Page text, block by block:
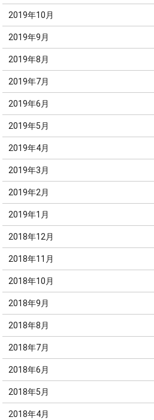
2019年10月
2019年9月
2019年8月
2019年7月
2019年6月
2019年5月
2019年4月
2019年3月
2019年2月
2019年1月
2018年12月
2018年11月
2018年10月
2018年9月
2018年8月
2018年7月
2018年6月
2018年5月
2018年4月